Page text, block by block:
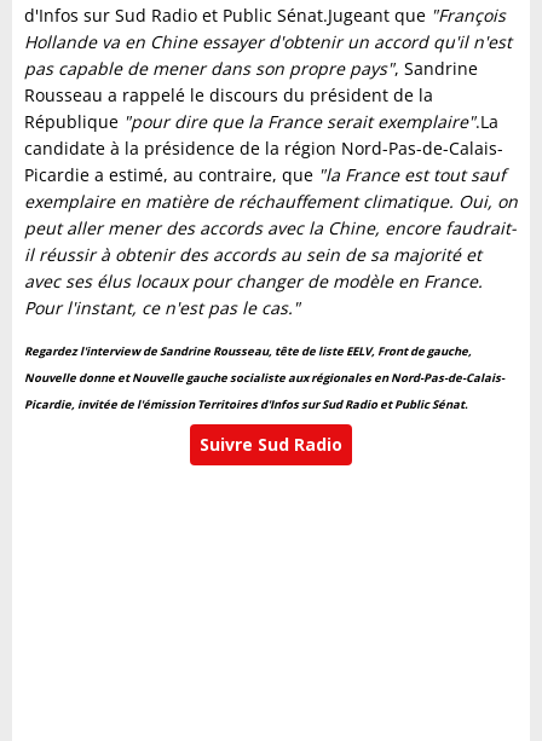
d'Infos sur Sud Radio et Public Sénat.Jugeant que "François
Hollande va en Chine essayer d'obtenir un accord qu'il n'est
pas capable de mener dans son propre pays", Sandrine
Rousseau a rappelé le discours du président de la
République "pour dire que la France serait exemplaire".La
candidate à la présidence de la région Nord-Pas-de-Calais-
Picardie a estimé, au contraire, que "la France est tout sauf
exemplaire en matière de réchauffement climatique. Oui, on
peut aller mener des accords avec la Chine, encore faudrait-
il réussir à obtenir des accords au sein de sa majorité et
avec ses élus locaux pour changer de modèle en France.
Pour l'instant, ce n'est pas le cas."
Regardez l'interview de Sandrine Rousseau, tête de liste EELV, Front de gauche,
Nouvelle donne et Nouvelle gauche socialiste aux régionales en Nord-Pas-de-Calais-
Picardie, invitée de l'émission Territoires d'Infos sur Sud Radio et Public Sénat.
Suivre Sud Radio